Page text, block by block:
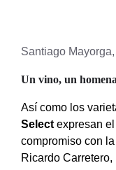
Santiago
Un vino, un
Así como los
Select expresan
compromiso con
Ricardo